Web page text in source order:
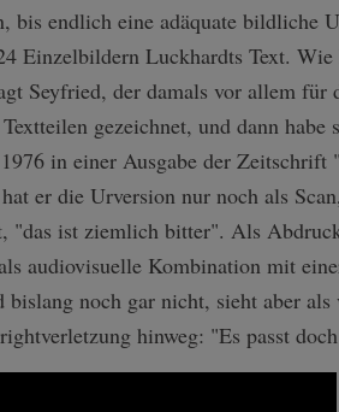
bis endlich eine adäquate bildliche
Einzelbildern Luckhardts Text.
Seyfried, der damals vor allem
gezeichnet, und dann
in einer Ausgabe der
er die Urversion nur noch als
"das ist ziemlich bitter". Als
audiovisuelle Kombination mit
noch gar nicht, sieht aber
hinweg: "Es passt